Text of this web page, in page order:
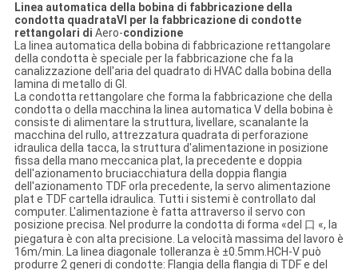
Linea automatica della bobina di fabbricazione della
condotta quadrataⅥ per la fabbricazione di condotte
rettangolari di Aero-condizione
La linea automatica della bobina di fabbricazione rettangolare
della condotta è speciale per la fabbricazione che fa la
canalizzazione dell'aria del quadrato di HVAC dalla bobina della
lamina di metallo di GI.
La condotta rettangolare che forma la fabbricazione che della
condotta o della macchina la linea automatica V della bobina è
consiste di alimentare la struttura, livellare, scanalante la
macchina del rullo, attrezzatura quadrata di perforazione
idraulica della tacca, la struttura d'alimentazione in posizione
fissa della mano meccanica plat, la precedente e doppia
dell'azionamento bruciacchiatura della doppia flangia
dell'azionamento TDF orla precedente, la servo alimentazione
plat e TDF cartella idraulica. Tutti i sistemi è controllato dal
computer. L'alimentazione è fatta attraverso il servo con
posizione precisa. Nel produrre la condotta di forma «del 口 «, la
piegatura è con alta precisione. La velocità massima del lavoro è
16m/min. La linea diagonale tolleranza è ±0.5mm.HCH-V può
produrre 2 generi di condotte: Flangia della flangia di TDF e del